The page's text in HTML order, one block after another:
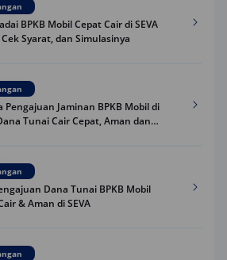
BPKB Mobil Cepat Cair di SEVA
Syarat, dan Simulasinya
Pengajuan Jaminan BPKB Mobil di
Tunai Cair Cepat, Aman dan
Dana Tunai BPKB Mobil
& Aman di SEVA